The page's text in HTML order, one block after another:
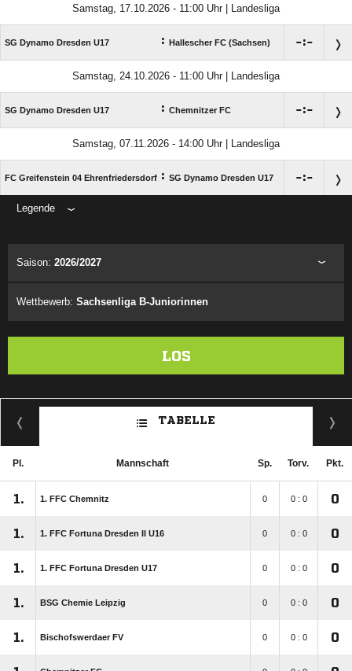
Samstag, 17.10.2026 - 11:00 Uhr | Landesliga
SG Dynamo Dresden U17 : Hallescher FC (Sachsen) :
Samstag, 24.10.2026 - 11:00 Uhr | Landesliga
SG Dynamo Dresden U17 : Chemnitzer FC :
Samstag, 07.11.2026 - 14:00 Uhr | Landesliga
FC Greifenstein 04 Ehrenfriedersdorf : SG Dynamo Dresden U17 :
Legende
Saison: 2026/2027
Wettbewerb: Sachsenliga B-Juniorinnen
LOS
TABELLE
Pl. Mannschaft Sp. Torv. Pkt.
1. 1. FFC Chemnitz 0 0 : 0 0
1. 1. FFC Fortuna Dresden II U16 0 0 : 0 0
1. 1. FFC Fortuna Dresden U17 0 0 : 0 0
1. BSG Chemie Leipzig 0 0 : 0 0
1. Bischofswerdaer FV 0 0 : 0 0